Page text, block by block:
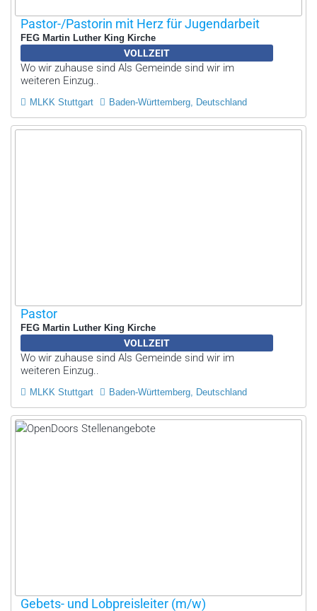
Pastor-/Pastorin mit Herz für Jugendarbeit
FEG Martin Luther King Kirche
VOLLZEIT
Wo wir zuhause sind Als Gemeinde sind wir im
weiteren Einzug..
MLKK Stuttgart Baden-Württemberg, Deutschland
Pastor
FEG Martin Luther King Kirche
VOLLZEIT
Wo wir zuhause sind Als Gemeinde sind wir im
weiteren Einzug..
MLKK Stuttgart Baden-Württemberg, Deutschland
Gebets- und Lobpreisleiter (m/w)